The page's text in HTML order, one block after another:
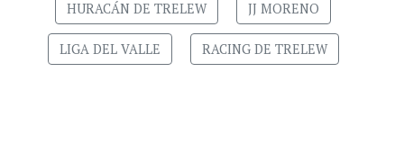
HURACÁN DE TRELEW JJ MORENO
LIGA DEL VALLE RACING DE TRELEW